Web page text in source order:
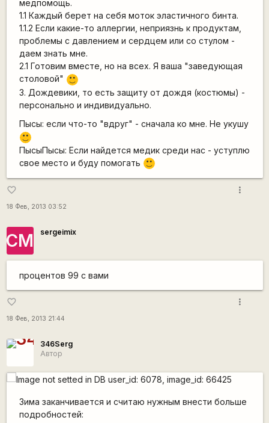
медпомощь.
1.1 Каждый берет на себя моток эластичного бинта.
1.1.2 Если какие-то аллергии, неприязнь к продуктам,
проблемы с давлением и сердцем или со стулом -
даем знать мне.
2.1 Готовим вместе, но на всех. Я ваша "заведующая
столовой"
:)
3. Дождевики, то есть защиту от дождя (костюмы) -
персонально и индивидуально.
Пысы: если что-то "вдруг" - сначала ко мне. Не укушу
:)
ПысыПысы: Если найдется медик среди нас - уступлю
свое место и буду помогать
:)
favorite_border
18 Фев, 2013 03:52
more_vert
СМ sergeimix
процентов 99 с вами
favorite_border
18 Фев, 2013 21:44
more_vert
346Serg
Автор
Зима заканчивается и считаю нужным внести больше
подробностей: